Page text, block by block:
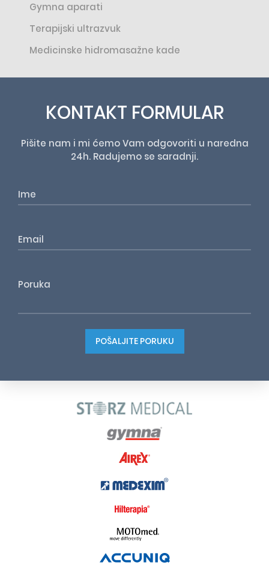
Gymna aparati
Terapijski ultrazvuk
Medicinske hidromasažne kade
KONTAKT FORMULAR
Pišite nam i mi ćemo Vam odgovoriti u naredna
24h. Radujemo se saradnji.